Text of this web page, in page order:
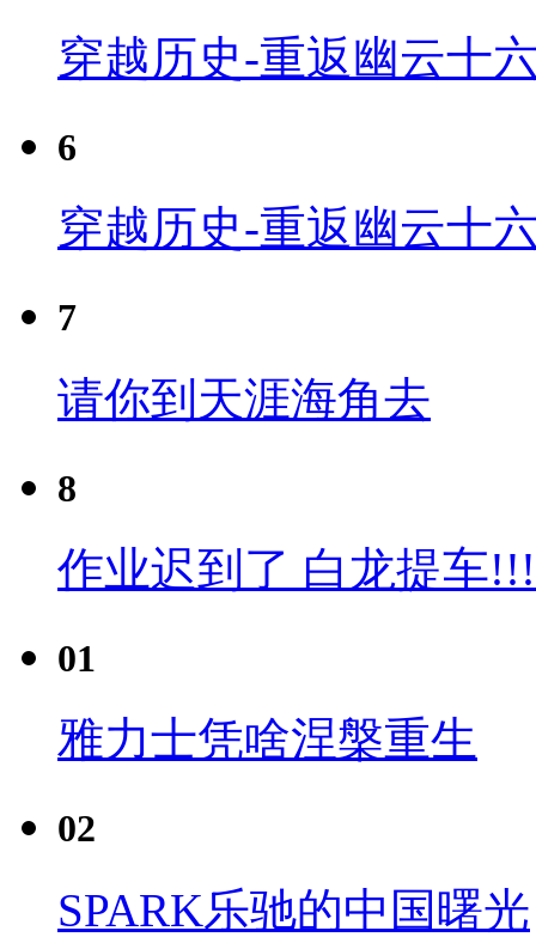
穿越历史-重返幽云十
6
穿越历史-重返幽云十
7
请你到天涯海角去
8
作业迟到了 白龙提车
01
雅力士凭啥涅槃重生
02
SPARK乐驰的中国曙光